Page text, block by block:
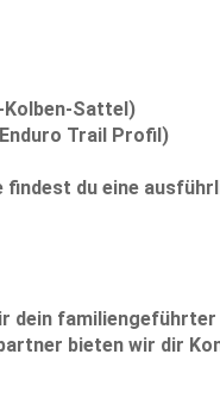
Kolben-Sattel)
Trail Profil)
findest du eine
dein
bieten wir dir